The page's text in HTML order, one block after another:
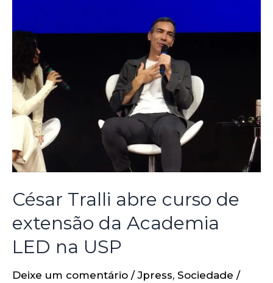
César Tralli abre curso de
extensão da Academia
LED na USP
Deixe um comentário /Jpress, Sociedade /